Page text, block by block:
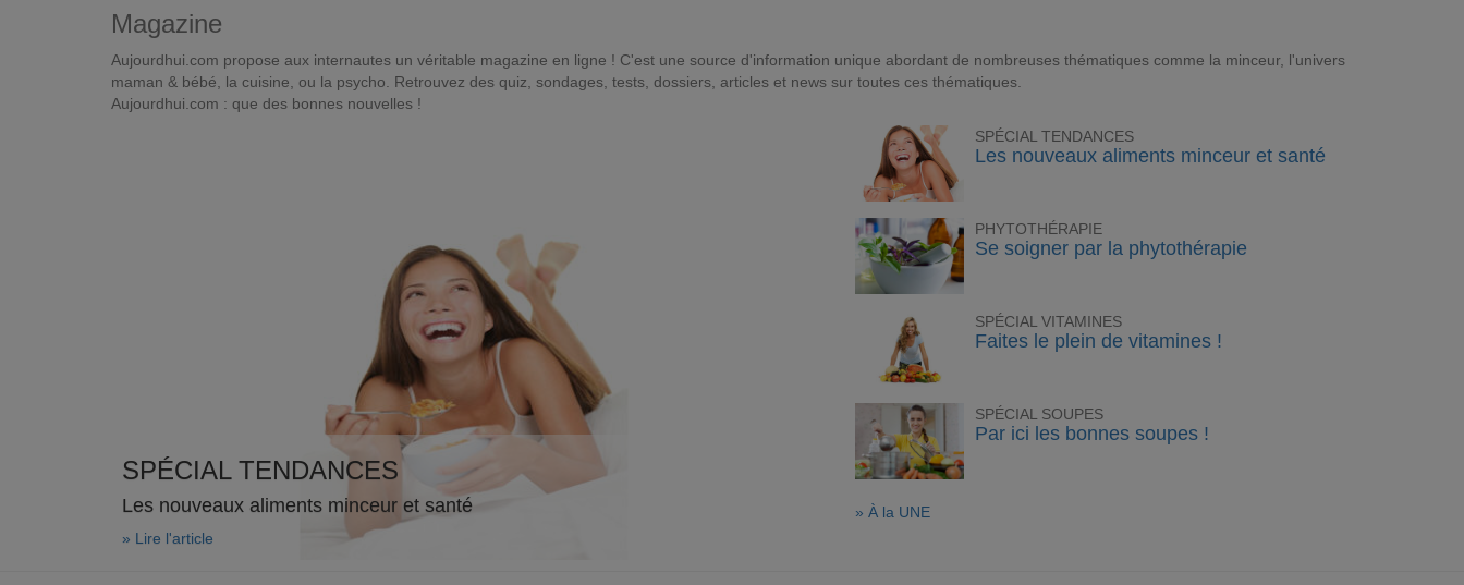
Magazine
Aujourdhui.com propose aux internautes un véritable magazine en ligne ! C'est une source d'information unique abordant de nombreuses thématiques comme la minceur, l'univers
maman & bébé, la cuisine, ou la psycho. Retrouvez des quiz, sondages, tests, dossiers, articles et news sur toutes ces thématiques.
Aujourdhui.com : que des bonnes nouvelles !
SPÉCIAL TENDANCES
Les nouveaux aliments minceur et santé
» Lire l'article
SPÉCIAL TENDANCES
Les nouveaux aliments minceur et santé
PHYTOTHÉRAPIE
Se soigner par la phytothérapie
SPÉCIAL VITAMINES
Faites le plein de vitamines !
SPÉCIAL SOUPES
Par ici les bonnes soupes !
» À la UNE